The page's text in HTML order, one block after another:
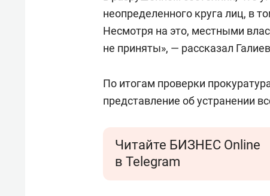
неопределенного круга лиц, в
Несмотря на это, местными
не приняты», — рассказал
По итогам проверки
представление об устранении
Читайте БИЗНЕС Online
в Telegram